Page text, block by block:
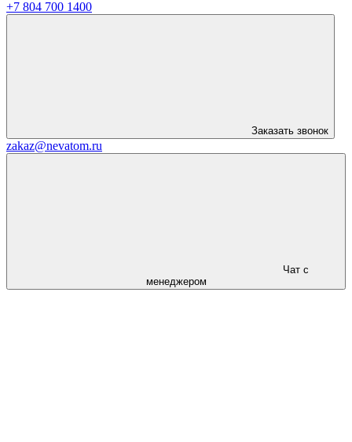
+7 804 700 1400
Заказать звонок
zakaz@nevatom.ru
Чат с
менеджером